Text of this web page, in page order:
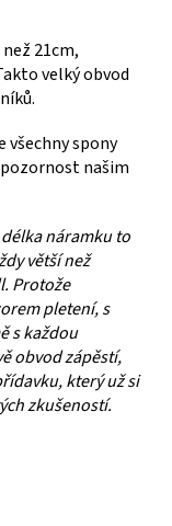
21cm,
velký obvod
všechny spony
našim
náramku to
větší než
Protože
pletení, s
s každou
obvod zápěstí,
který už si
zkušeností.